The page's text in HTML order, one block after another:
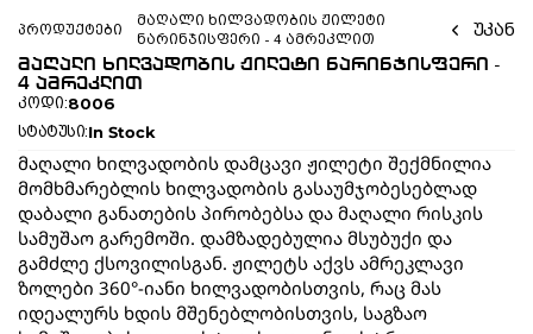
პროდუქტები
მაღალი ხილვადობის ჟილეტი
ნარინჯისფერი - 4 ამრეკლით
უკან
მაღალი ხილვადობის ჟილეტი ნარინჯისფერი -
4 ამრეკლით
კოდი:8006
სტატუსი:In Stock
მაღალი ხილვადობის დამცავი ჟილეტი შექმნილია
მომხმარებლის ხილვადობის გასაუმჯობესებლად
დაბალი განათების პირობებსა და მაღალი რისკის
სამუშაო გარემოში. დამზადებულია მსუბუქი და
გამძლე ქსოვილისგან. ჟილეტს აქვს ამრეკლავი
ზოლები 360°-იანი ხილვადობისთვის, რაც მას
იდეალურს ხდის მშენებლობისთვის, საგზაო